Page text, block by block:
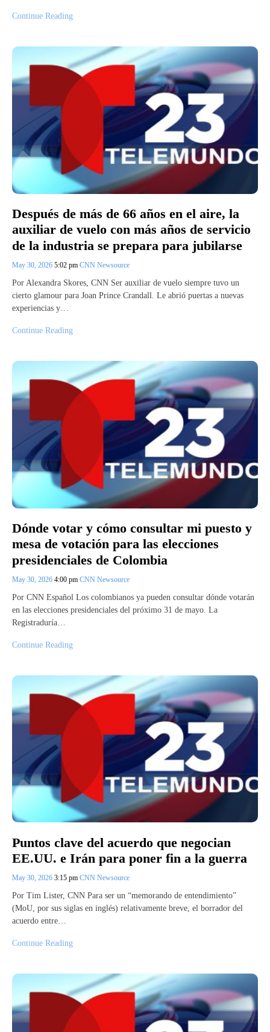
Continue Reading
Después de más de 66 años en el aire, la
auxiliar de vuelo con más años de servicio
de la industria se prepara para jubilarse
May 30, 2026 5:02 pm CNN Newsource
Por Alexandra Skores, CNN Ser auxiliar de vuelo siempre tuvo un
cierto glamour para Joan Prince Crandall. Le abrió puertas a nuevas
experiencias y…
Continue Reading
Dónde votar y cómo consultar mi puesto y
mesa de votación para las elecciones
presidenciales de Colombia
May 30, 2026 4:00 pm CNN Newsource
Por CNN Español Los colombianos ya pueden consultar dónde votarán
en las elecciones presidenciales del próximo 31 de mayo. La
Registraduría…
Continue Reading
Puntos clave del acuerdo que negocian
EE.UU. e Irán para poner fin a la guerra
May 30, 2026 3:15 pm CNN Newsource
Por Tim Lister, CNN Para ser un “memorando de entendimiento”
(MoU, por sus siglas en inglés) relativamente breve, el borrador del
acuerdo entre…
Continue Reading